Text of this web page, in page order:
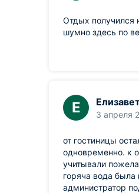
Отдых получился
шумно здесь по
Е 3 апреля
от гостиницы
одновременно. к
учитывали
горяча вода
администратор